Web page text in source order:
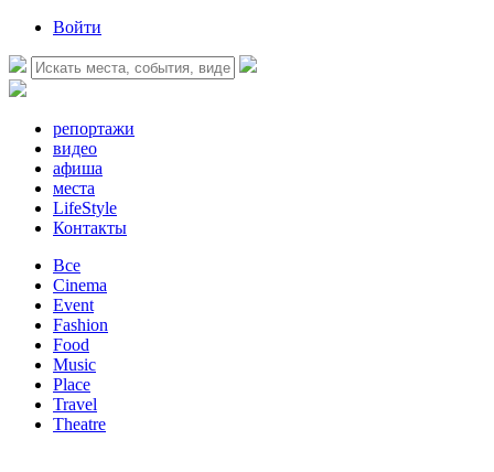
Войти
репортажи
видео
афиша
места
LifeStyle
Контакты
Все
Cinema
Event
Fashion
Food
Music
Place
Travel
Theatre